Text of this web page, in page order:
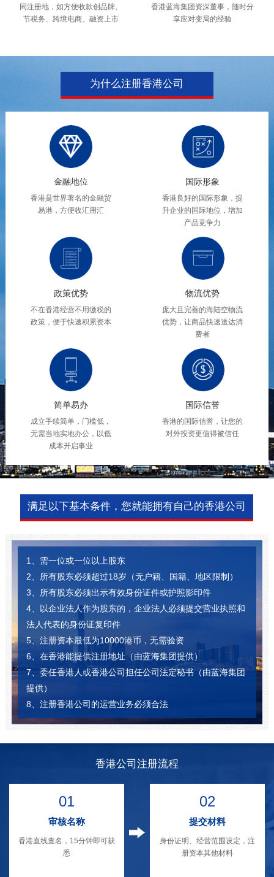
同注册地，如方便收款创品牌、
节税务、跨境电商、融资上市
香港蓝海集团资深董事，随时分
享应对变局的经验
为什么注册香港公司
金融地位
香港是世界著名的金融贸
易港，方便收汇用汇
国际形象
香港良好的国际形象，提
升企业的国际地位，增加
产品竞争力
政策优势
不在香港经营不用缴税的
政策，便于快速积累资本
物流优势
庞大且完善的海陆空物流
优势，让商品快速送达消
费者
简单易办
成立手续简单，门槛低，
无需当地实地办公，以低
成本开启事业
国际信誉
香港的国际信誉，让您的
对外投资更值得被信任
满足以下基本条件，您就能拥有自己的香港公司
1、需一位或一位以上股东
2、所有股东必须超过18岁（无户籍、国籍、地区限制）
3、所有股东必须出示有效身份证件或护照影印件
4、以企业法人作为股东的，企业法人必须提交营业执照和
法人代表的身份证复印件
5、注册资本最低为10000港币，无需验资
6、在香港能提供注册地址（由蓝海集团提供）
7、委任香港人或香港公司担任公司法定秘书（由蓝海集团
提供）
8、注册香港公司的运营业务必须合法
香港公司注册流程
01
审核名称
香港直线查名，15分钟即可获
悉
02
提交材料
身份证明、经营范围设定，注
册资本其他材料